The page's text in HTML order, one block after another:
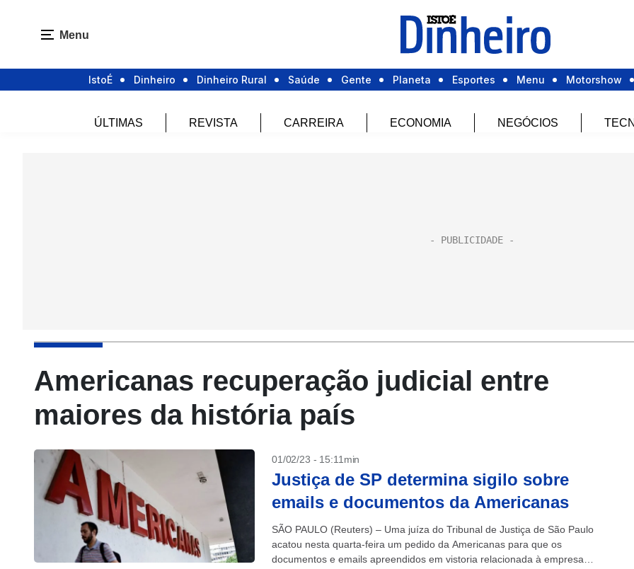
Menu
IstoÉ Dinheiro Dinheiro Rural Saúde Gente Planeta Esportes Menu Motorshow
ÚLTIMAS REVISTA CARREIRA ECONOMIA NEGÓCIOS
Americanas recuperação judicial entre
maiores da história país
01/02/23 - 15:11min
Justiça de SP determina sigilo sobre
emails e documentos da Americanas
SÃO PAULO (Reuters) – Uma juíza do Tribunal de Justiça de São Paulo
acatou nesta quarta-feira um pedido da Americanas para que os
documentos e emails apreendidos em vistoria relacionada à empresa